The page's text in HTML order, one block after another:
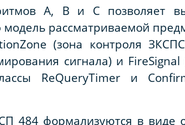
А, В и С позволяет
рассматриваемой
(зона контроля
сигнала) и FireSignal
ReQueryTimer и
484 формализуются в виде